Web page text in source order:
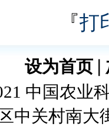
『打
设为首页
中国农业
中关村南大